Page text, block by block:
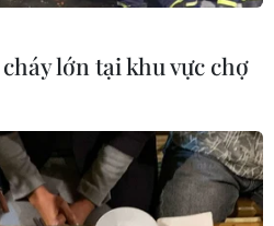
lớn tại khu vực chợ